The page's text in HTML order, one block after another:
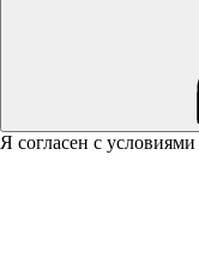
Я согласен с условиями